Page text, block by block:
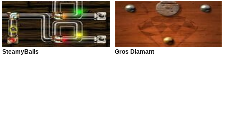
SteamyBalls Gros Diamant